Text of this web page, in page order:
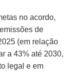
no acordo,
de
(em relação
a 43% até 2030,
legal e em